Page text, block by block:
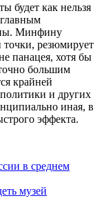
будет как нельзя
главным
Минфину
точки, резюмирует
панацея, хотя бы
большим
крайней
и других
иная, в
эффекта.
в среднем
музей